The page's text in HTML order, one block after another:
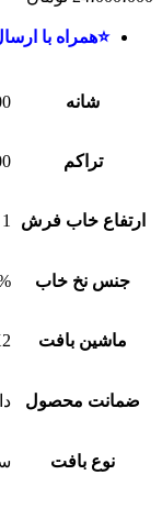
⭐همراه با
شانه
تراکم
ارتفاع خاب فرش 1 ± 8
جنس نخ خاب
ماشین بافت
ضمانت محصول
نوع بافت